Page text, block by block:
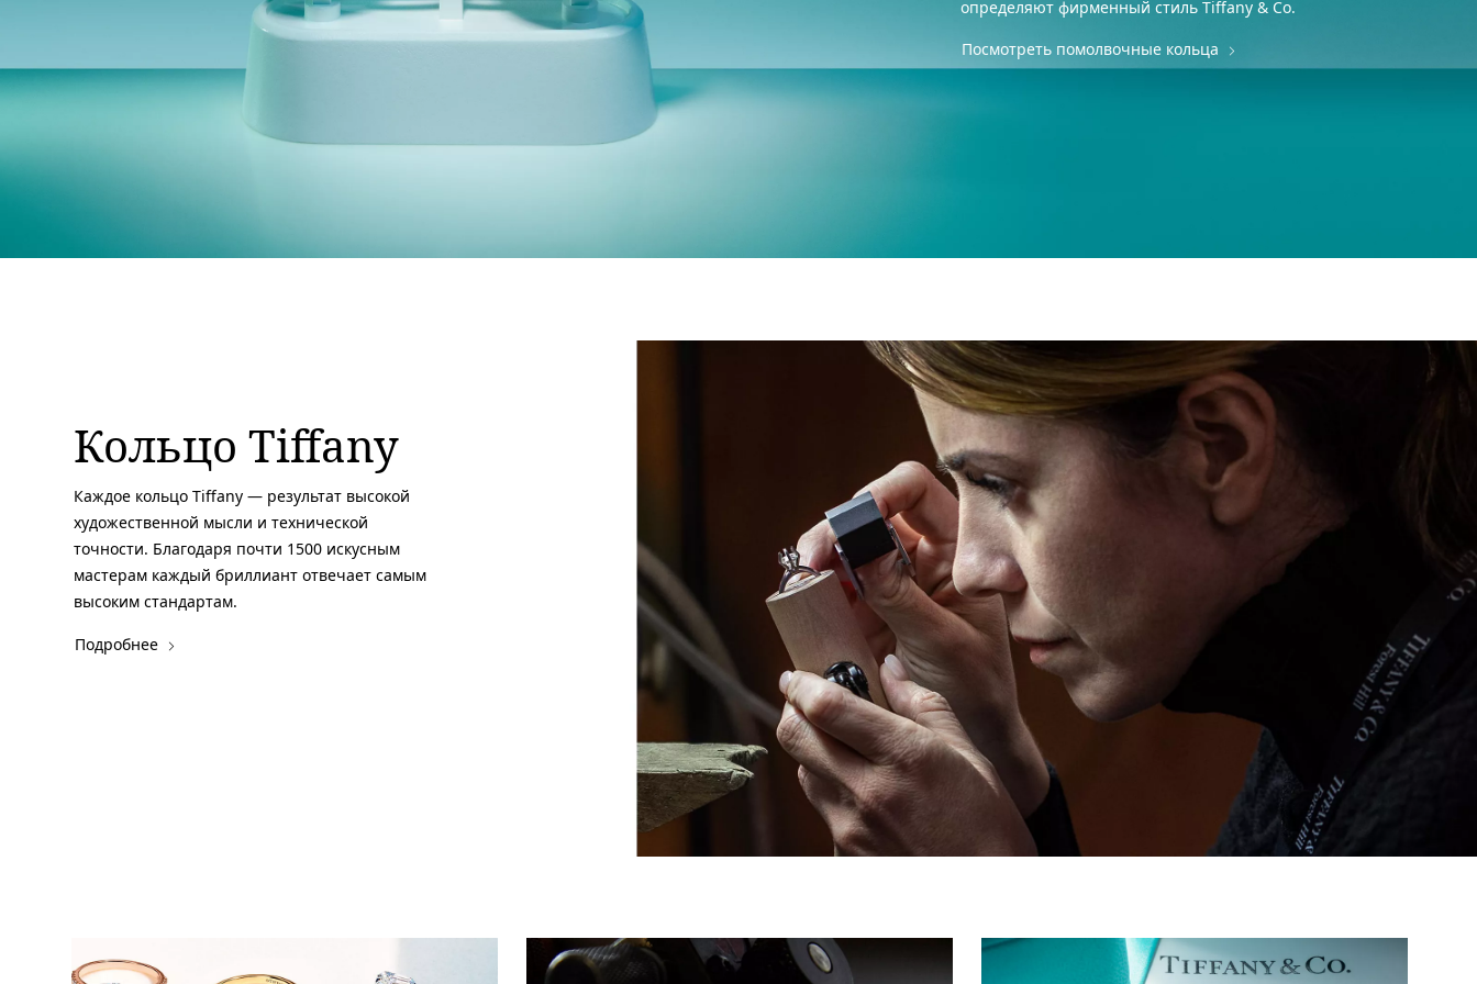
определяют фирменный стиль Tiffany & Co.
Посмотреть помолвочные кольца
Кольцо Tiffany
Каждое кольцо Tiffany — результат высокой
художественной мысли и технической
точности. Благодаря почти 1500 искусным
мастерам каждый бриллиант отвечает самым
высоким стандартам.
Подробнее